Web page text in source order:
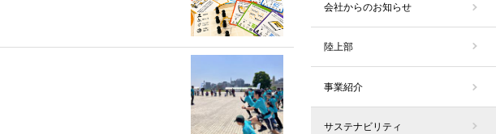
会社からのお知らせ
陸上部
事業紹介
サステナビリティ